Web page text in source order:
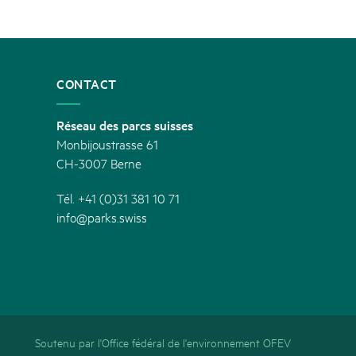
CONTACT
Réseau des parcs suisses
Monbijoustrasse 61
CH-3007 Berne
Tél. +41 (0)31 381 10 71
info@parks.swiss
Soutenu par l'Office fédéral de l'environnement OFEV